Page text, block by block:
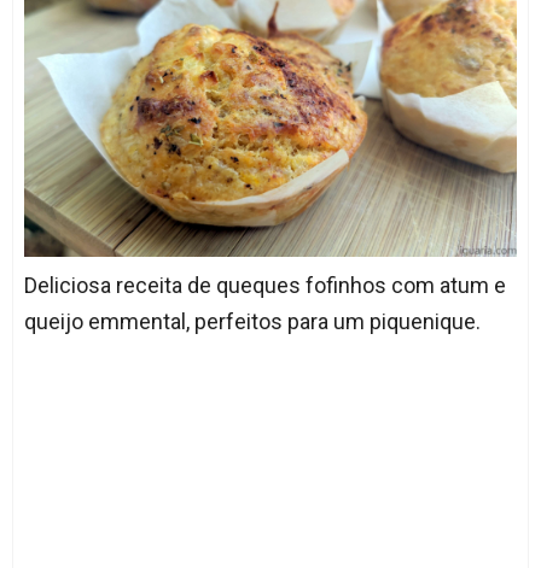
Deliciosa receita de queques fofinhos com atum e
queijo emmental, perfeitos para um piquenique.